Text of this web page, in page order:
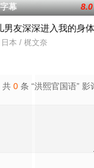
姓都会光顾此地，妓院
幕 8.0
男友深深进入我的身体
本 / 梶文奈
共 0 条 “洪熙官国语” 影